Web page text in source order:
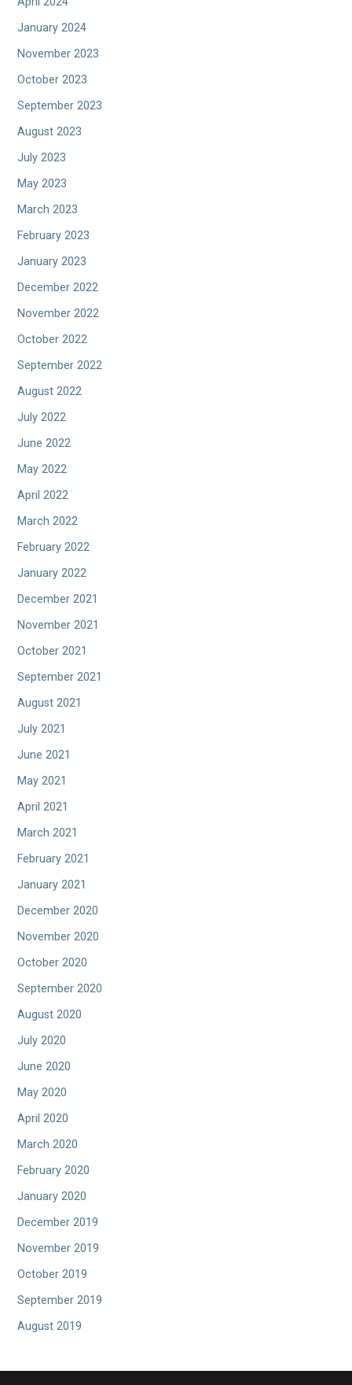
January 2024
November 2023
October 2023
September 2023
August 2023
July 2023
May 2023
March 2023
February 2023
January 2023
December 2022
November 2022
October 2022
September 2022
August 2022
July 2022
June 2022
May 2022
April 2022
March 2022
February 2022
January 2022
December 2021
November 2021
October 2021
September 2021
August 2021
July 2021
June 2021
May 2021
April 2021
March 2021
February 2021
January 2021
December 2020
November 2020
October 2020
September 2020
August 2020
July 2020
June 2020
May 2020
April 2020
March 2020
February 2020
January 2020
December 2019
November 2019
October 2019
September 2019
August 2019